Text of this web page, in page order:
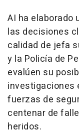
AI ha elaborado
las decisiones
calidad de jefa
y la Policía de
evalúen su
investigaciones
fuerzas de
centenar de
heridos.